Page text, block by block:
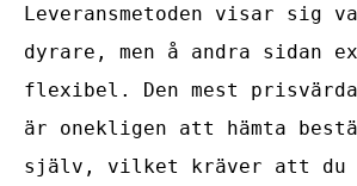
Leveransmetoden visar sig
dyrare, men å andra sidan
flexibel. Den mest
är onekligen att hämta
själv, vilket kräver att du